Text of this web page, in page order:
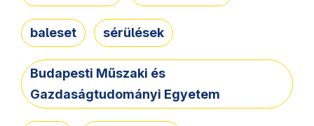
baleset sérülések
Budapesti Műszaki és
Gazdaságtudományi Egyetem